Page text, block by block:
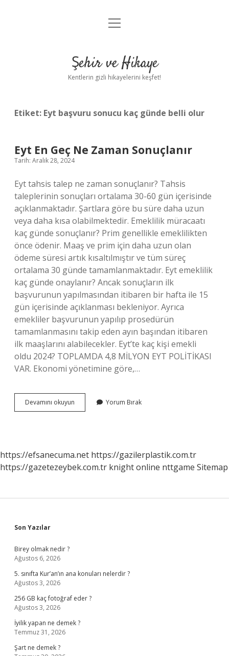
Anasayfa
Yasal Uyarı
menüyü
Şehir ve Hikaye
Kentlerin gizli hikayelerini keşfet!
Etiket: Eyt başvuru sonucu kaç günde belli olur
Eyt En Geç Ne Zaman Sonuçlanır
Tarih: Aralık 28, 2024
Eyt tahsis talep ne zaman sonuçlanır? Tahsis
taleplerinin sonuçları ortalama 30-60 gün içerisinde
açıklanmaktadır. Şartlara göre bu süre daha uzun
veya daha kısa olabilmektedir. Emeklilik müracaatı
kaç günde sonuçlanır? Prim genellikle emeklilikten
önce ödenir. Maaş ve prim için daha uzun olan
ödeme süresi artık kısaltılmıştır ve tüm süreç
ortalama 30 günde tamamlanmaktadır. Eyt emeklilik
kaç günde onaylanır? Ancak sonuçların ilk
başvurunun yapılmasından itibaren bir hafta ile 15
gün içerisinde açıklanması bekleniyor. Ayrıca
emekliler başvurunun yapılıp prosedürün
tamamlanmasını takip eden ayın başından itibaren
ilk maaşlarını alabilecekler. Eyt’te kaç kişi emekli
oldu 2024? TOPLAMDA 4,8 MİLYON EYT POLİTİKASI
VAR. Ekonomi yönetimine göre,…
Devamını okuyun
En
Yorum Bırak
https://efsanecuma.net https://gazilerplastik.com.tr
https://gazetezeybek.com.tr knight online nttgame Sitemap
Sidebar
Son Yazılar
Birey olmak nedir ?
Ağustos 6, 2026
5. sınıfta Kur’an’ın ana konuları nelerdir ?
Ağustos 3, 2026
256 GB kaç fotoğraf eder ?
Ağustos 3, 2026
İyilik yapan ne demek ?
Temmuz 31, 2026
Şart ne demek ?